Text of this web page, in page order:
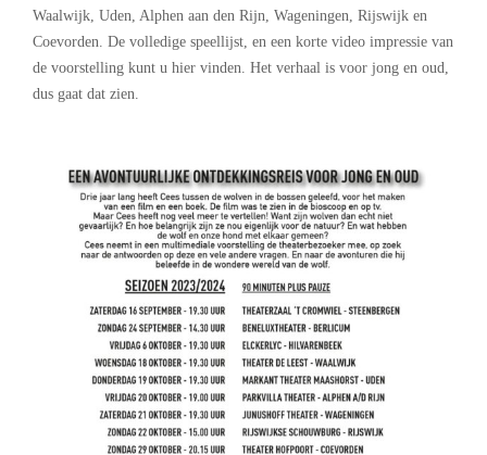
Waalwijk, Uden, Alphen aan den Rijn, Wageningen, Rijswijk en
Coevorden. De volledige speellijst, en een korte video impressie van
de voorstelling kunt u hier vinden. Het verhaal is voor jong en oud,
dus gaat dat zien.